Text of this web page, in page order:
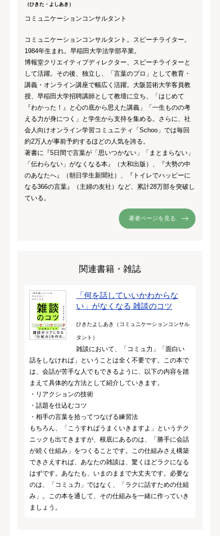
（ひきた・よしあき）
コミュニケーションコンサルタント
コミュニケーションコンサルタント。スピーチライター。
1984年生まれ。早稲田大学法学部卒業。
博報堂クリエイティブディレクター、スピーチライターと
して活躍。その後、独立し、「言葉のプロ」として教育・
講義・オンライン講座で幅広く活躍。大阪芸術大学客員教
授、早稲田大学招聘講師として教壇に立ち、「はじめて
『わかった！』と心の底から思えた講義」「一生ものの考
える力が身につく」と学生から支持を集める。さらに、社
会人向けオンライン学習コミュニティ「Schoo」では毎回
約2万人が事前予約するほどの人気を誇る。
著書に『5日間で言葉が「思いつかない」「まとまらない」
「伝わらない」がなくなる本』（大和出版）、『大勢の中
のあなたへ』（朝日学生新聞社）、『トイレでハッピーに
なる366の言葉』（主婦の友社）など、累計28万部を突破し
ている。
著者ページを見る
関連書籍・雑誌
「何を話していいかわからな
い」がなくなる 雑談のコツ
ひきたよしあき（コミュニケーションコンサル
タント）
雑談において、「コミュ力」「面白い
話をしなければ」ということは全く不要です。この本で
は、会話が苦手な人でもできるように、以下の内容を踏
まえて具体的な方法として紹介していきます。
・リアクションの技術
・話題を仕込むコツ
・相手の言葉を拾ってつなげる練習法
もちろん、「こうすればうまくいきますよ」というテク
ニックも出てきますが、根底にあるのは、「勝手に会話
が続く仕組み」をつくることです。この仕組みさえ構築
できさえすれば、あなたの雑談は、驚くほどラクになる
はずです。あなたも、いまのままで大丈夫です。必要な
のは、「コミュ力」ではなく、「ラクに話すための仕組
み」。この本を通して、その仕組みを一緒に作っていき
ましょう。